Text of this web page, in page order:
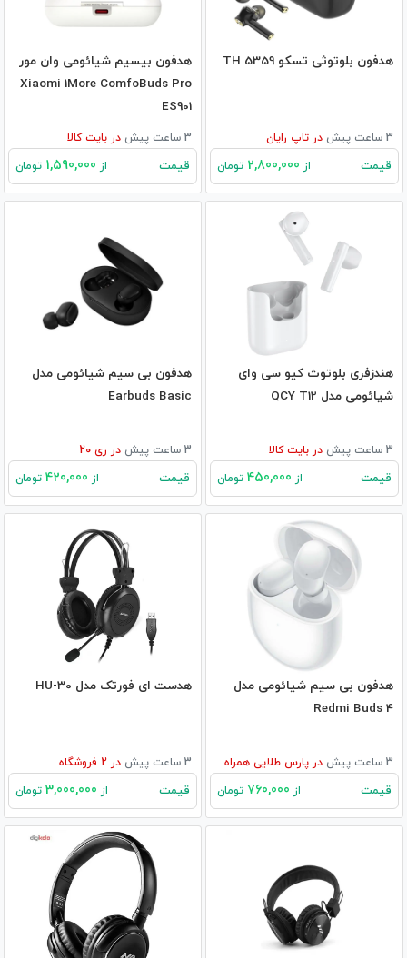
هدفون بلوتوثی تسکو TH 5359
3 ساعت پیش در تاپ رایان
قیمت از تومان
هدفون بیسیم شیائومی وان مور
Xiaomi 1More ComfoBuds Pro
ES901
3 ساعت پیش در بایت کالا
قیمت از تومان
هندزفری بلوتوث کیو سی وای
شیائومی مدل QCY T12
3 ساعت پیش در بایت کالا
قیمت از تومان
هدفون بی‌ سیم شیائومی مدل
Earbuds Basic
3 ساعت پیش در ری 20
قیمت از تومان
هدفون بی سیم شیائومی مدل
Redmi Buds 4
3 ساعت پیش در پارس طلایی همراه
قیمت از تومان
هدست ای فورتک مدل HU-30
3 ساعت پیش در فروشگاه
قیمت از تومان